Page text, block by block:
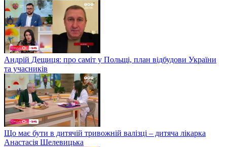
Андрій Дещиця: про саміт у Польщі, план відбудови України
та учасників
Що має бути в дитячій тривожній валізці – дитяча лікарка
Анастасія Шелевицька